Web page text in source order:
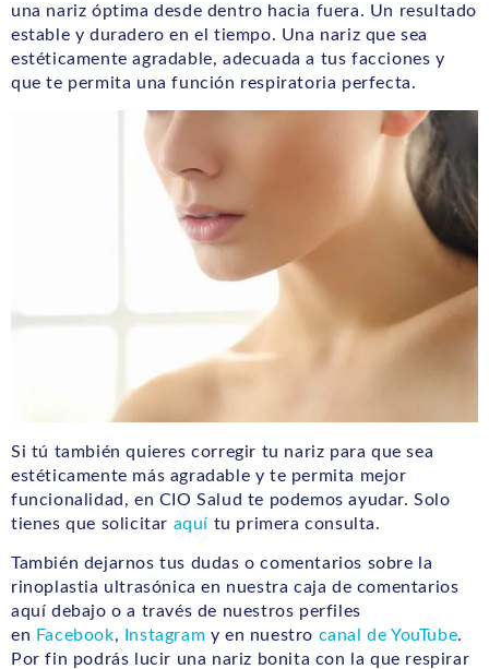
una nariz óptima desde dentro hacia fuera. Un resultado
estable y duradero en el tiempo. Una nariz que sea
estéticamente agradable, adecuada a tus facciones y
que te permita una función respiratoria perfecta.
Si tú también quieres corregir tu nariz para que sea
estéticamente más agradable y te permita mejor
funcionalidad, en CIO Salud te podemos ayudar. Solo
tienes que solicitar aquí tu primera consulta.
También dejarnos tus dudas o comentarios sobre la
rinoplastia ultrasónica en nuestra caja de comentarios
aquí debajo o a través de nuestros perfiles
en Facebook, Instagram y en nuestro canal de YouTube.
Por fin podrás lucir una nariz bonita con la que respirar